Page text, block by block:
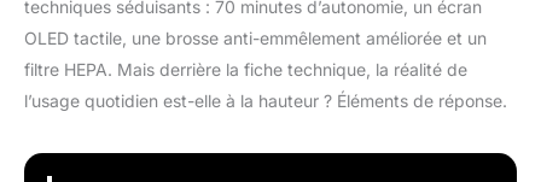
techniques séduisants : 70 minutes d’autonomie, un écran
OLED tactile, une brosse anti-emmêlement améliorée et un
filtre HEPA. Mais derrière la fiche technique, la réalité de
l’usage quotidien est-elle à la hauteur ? Éléments de réponse.